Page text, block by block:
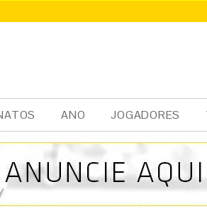
ANO JOGADORES
X